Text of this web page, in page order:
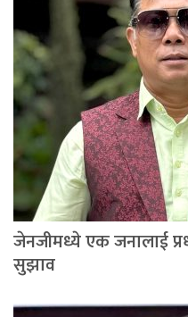
जेनजीमध्ये एक जनालाई
सुझाव